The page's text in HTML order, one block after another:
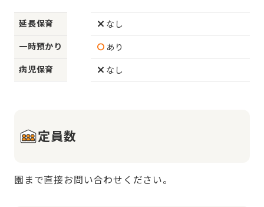
延長保育
なし
一時預かり
あり
病児保育
なし
定員数
園まで直接お問い合わせください。